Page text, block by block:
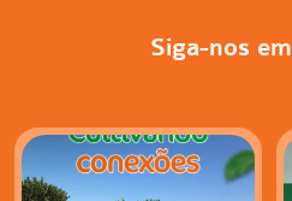
Siga-nos em
Há encontros que vão muito
além de uma...